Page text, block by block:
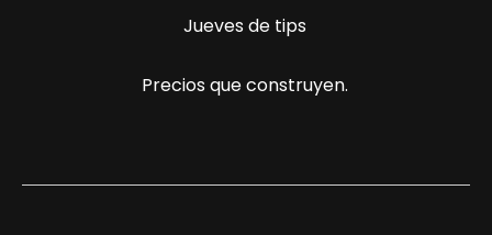
Jueves de tips
Precios que construyen.